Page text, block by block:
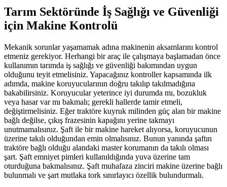
Tarım Sektöründe İş Sağlığı ve Güvenliği
için Makine Kontrolü
Mekanik sorunlar yaşamamak adına makinenin aksamlarını kontrol
etmeniz gerekiyor. Herhangi bir araç ile çalışmaya başlamadan önce
kullanımın tarımda iş sağlığı ve güvenliği bakımından uygun
olduğunu teyit etmelisiniz. Yapacağınız kontroller kapsamında ilk
adımda, makine koruyucularının doğru takılıp takılmadığına
bakabilirsiniz. Koruyucular yeterince iyi durumda mı, bozukluk
veya hasar var mı bakmalı; gerekli hallerde tamir etmeli,
değiştirmelisiniz. Eğer traktöre kuyruk milinden güç alan bir makine
bağlı değilse, çıkış frazesinin kapağını yerine takmayı
unutmamalısınız. Şaft ile bir makine hareket alıyorsa, koruyucunun
üzerine takılı olduğundan emin olmalısınız. Bunun yanında şaftın
traktöre bağlı olduğu alandaki master korumanın da takılı olması
şart. Şaft emniyet pimleri kullanıldığında yuva üzerine tam
oturduğuna bakmalısınız. Şaft muhafaza zinciri makine üzerine bağlı
bulunmalı ve şart mutlaka tork sınırlayıcı özellik bulundurmalı.